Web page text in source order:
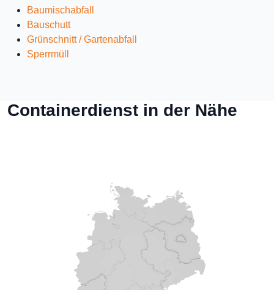
Baumischabfall
Bauschutt
Grünschnitt / Gartenabfall
Sperrmüll
Containerdienst in der Nähe